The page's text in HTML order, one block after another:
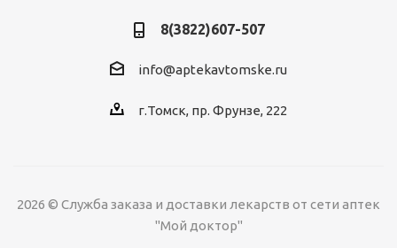
8(3822)607-507
info@aptekavtomske.ru
г.Томск, пр. Фрунзе, 222
2026 © Служба заказа и доставки лекарств от сети аптек
"Мой доктор"